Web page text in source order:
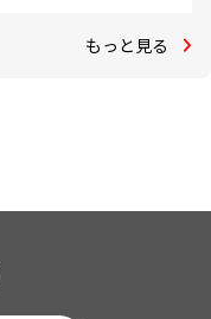
もっと見る